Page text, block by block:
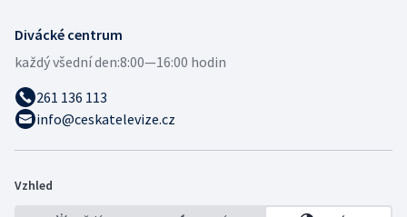
Divácké centrum
každý všední den:8:00—16:00 hodin
261 136 113
info@ceskatelevize.cz
Vzhled